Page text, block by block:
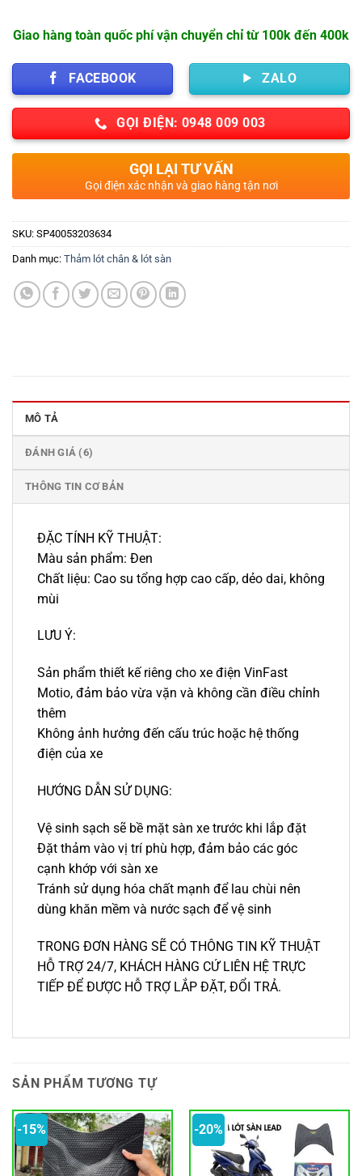
Giao hàng toàn quốc phí vận chuyển chỉ từ 100k đến 400k
FACEBOOK ZALO
GỌI ĐIỆN: 0948 009 003
GỌI LẠI TƯ VẤN
Gọi điện xác nhận và giao hàng tận nơi
SKU: SP40053203634
Danh mục: Thảm lót chân & lót sàn
MÔ TẢ
ĐÁNH GIÁ (6)
THÔNG TIN CƠ BẢN
ĐẶC TÍNH KỸ THUẬT:
Màu sản phẩm: Đen
Chất liệu: Cao su tổng hợp cao cấp, dẻo dai, không
mùi
LƯU Ý:
Sản phẩm thiết kế riêng cho xe điện VinFast
Motio, đảm bảo vừa vặn và không cần điều chỉnh
thêm
Không ảnh hưởng đến cấu trúc hoặc hệ thống
điện của xe
HƯỚNG DẪN SỬ DỤNG:
Vệ sinh sạch sẽ bề mặt sàn xe trước khi lắp đặt
Đặt thảm vào vị trí phù hợp, đảm bảo các góc
cạnh khớp với sàn xe
Tránh sử dụng hóa chất mạnh để lau chùi nên
dùng khăn mềm và nước sạch để vệ sinh
TRONG ĐƠN HÀNG SẼ CÓ THÔNG TIN KỸ THUẬT
HỖ TRỢ 24/7, KHÁCH HÀNG CỨ LIÊN HỆ TRỰC
TIẾP ĐỂ ĐƯỢC HỖ TRỢ LẮP ĐẶT, ĐỔI TRẢ.
SẢN PHẨM TƯƠNG TỰ
-15% -20%